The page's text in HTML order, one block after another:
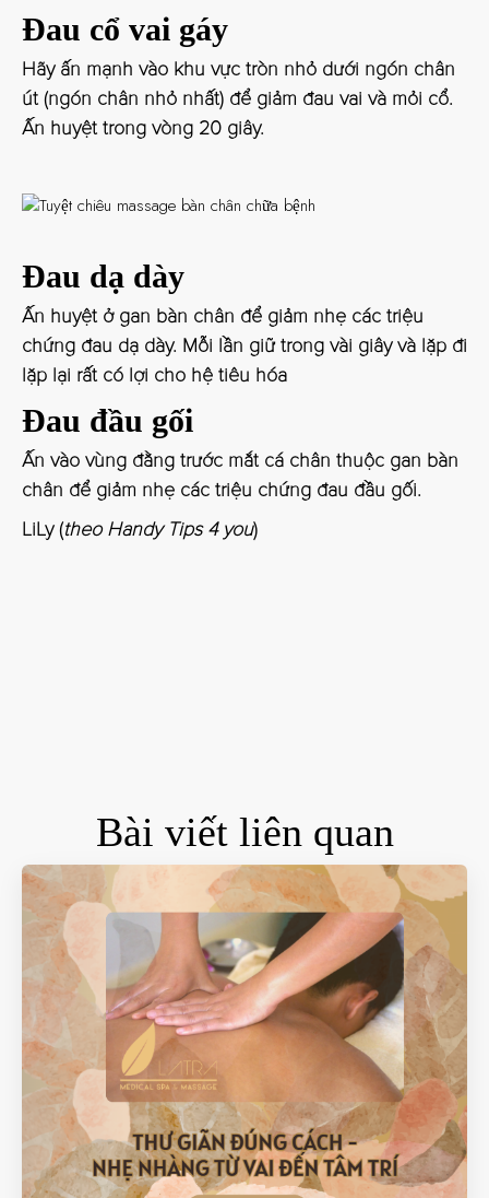
Đau cổ vai gáy
Hãy ấn mạnh vào khu vực tròn nhỏ dưới ngón chân
út (ngón chân nhỏ nhất) để giảm đau vai và mỏi cổ.
Ấn huyệt trong vòng 20 giây.
Đau dạ dày
Ấn huyệt ở gan bàn chân để giảm nhẹ các triệu
chứng đau dạ dày. Mỗi lần giữ trong vài giây và lặp đi
lặp lại rất có lợi cho hệ tiêu hóa
Đau đầu gối
Ấn vào vùng đằng trước mắt cá chân thuộc gan bàn
chân để giảm nhẹ các triệu chứng đau đầu gối.
LiLy (theo Handy Tips 4 you)
Bài viết liên quan